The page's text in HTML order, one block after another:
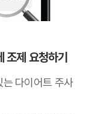
조제 요청하기
다이어트 주사